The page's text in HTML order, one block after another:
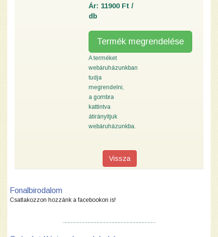
Ár: 11900 Ft /
db
Termék megrendelése
A terméket
webáruházunkban
tudja
megrendelni,
a gombra
kattintva
átirányítjuk
webáruházunkba.
Vissza
Fonalbirodalom
Csatlakozzon hozzánk a facebookon is!